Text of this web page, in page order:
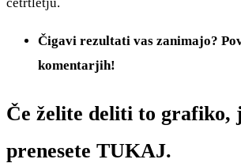
četrtletju.
Čigavi rezultati vas zanimajo?
komentarjih!
Če želite deliti to grafiko,
prenesete TUKAJ.